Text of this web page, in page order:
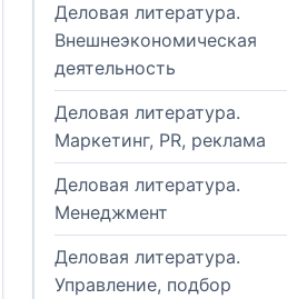
Деловая литература.
Внешнеэкономическая
деятельность
Деловая литература.
Маркетинг, PR, реклама
Деловая литература.
Менеджмент
Деловая литература.
Управление, подбор